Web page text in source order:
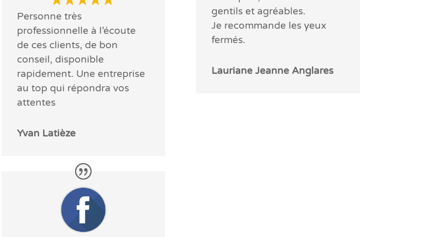
Personne très
professionnelle à l’écoute
de ces clients, de bon
conseil, disponible
rapidement. Une entreprise
au top qui répondra vos
attentes
Yvan Latièze
gentils et agréables.
Je recommande les yeux
fermés.
Lauriane Jeanne Anglares